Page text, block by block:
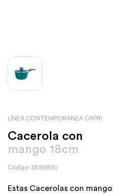
LÍNEA CONTEMPORÁNEA CAPRI
Cacerola con
mango 18cm
Código: 38351830
Estas Cacerolas con